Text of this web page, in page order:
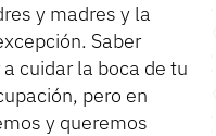
y madres y la
Saber
cuidar la boca de tu
pero en
y queremos